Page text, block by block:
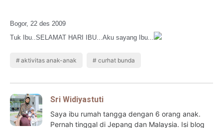
Bogor, 22 des 2009
Tuk Ibu..SELAMAT HARI IBU...Aku sayang Ibu...
aktivitas anak-anak curhat bunda
Sri Widiyastuti
Saya ibu rumah tangga dengan 6 orang anak.
Pernah tinggal di Jepang dan Malaysia. Isi blog